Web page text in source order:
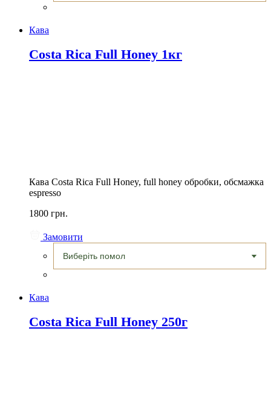
Кава
Costa Rica Full Honey 1кг
Кава Costa Rica Full Honey, full honey обробки, обсмажка
espresso
1800 грн.
Замовити
Кава
Costa Rica Full Honey 250г